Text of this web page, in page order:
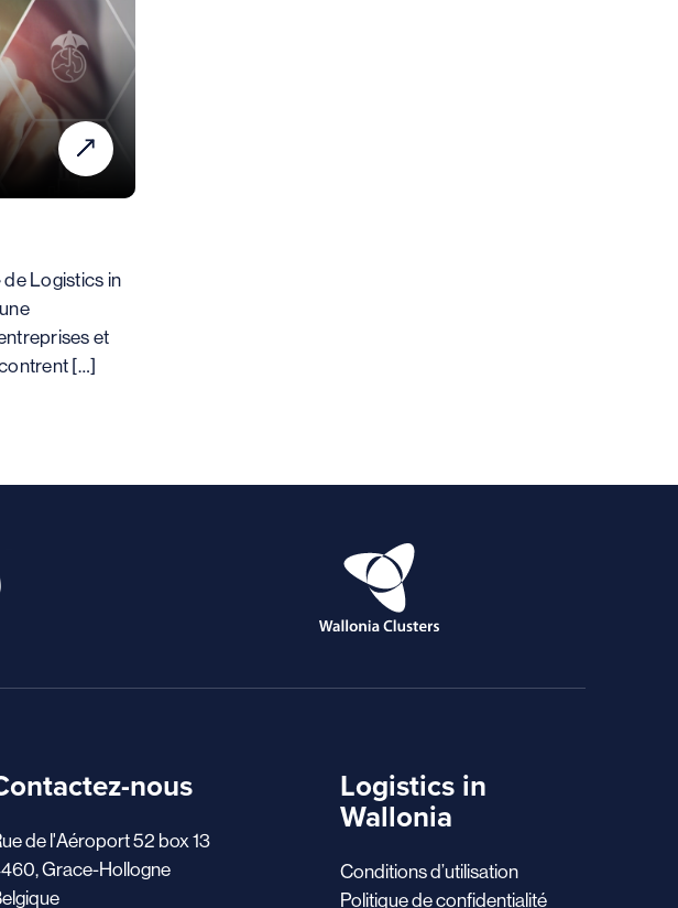
de Logistics in
et
[…]
nous
de l'Aéroport 52 box 13
Grace-Hollogne
Logistics in
Wallonia
Conditions d’utilisation
Politique de confidentialité